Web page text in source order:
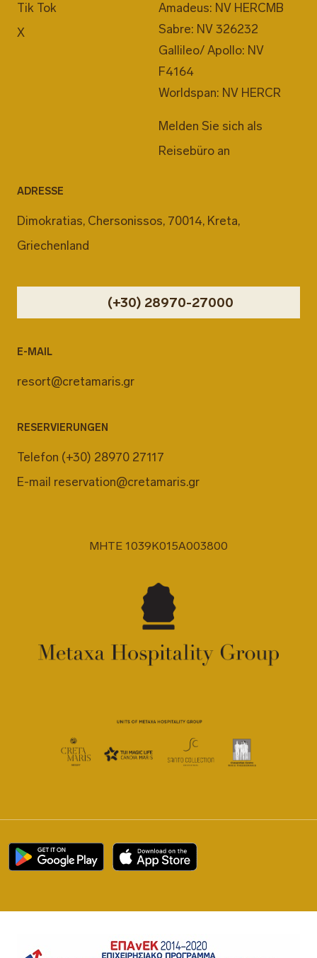
Tik Tok
X
Amadeus: NV HERCMB
Sabre: NV 326232
Gallileo/ Apollo: NV
F4164
Worldspan: NV HERCR
Melden Sie sich als
Reisebüro an
ADRESSE
Dimokratias, Chersonissos, 70014, Kreta,
Griechenland
(+30) 28970-27000
E-MAIL
resort@cretamaris.gr
RESERVIERUNGEN
Telefon (+30) 28970 27117
E-mail reservation@cretamaris.gr
MHTE 1039K015A003800